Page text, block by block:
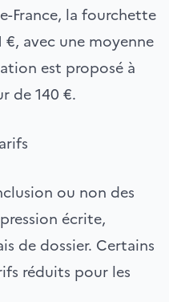
France, la fourchette
€, avec une moyenne
est proposé à
de 140 €.
ou non des
écrite,
de dossier. Certains
réduits pour les